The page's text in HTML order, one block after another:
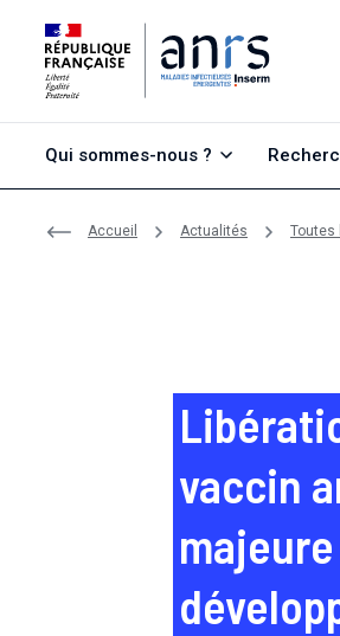
Qui sommes-nous ?
Accueil Actualités Toutes
vaccin